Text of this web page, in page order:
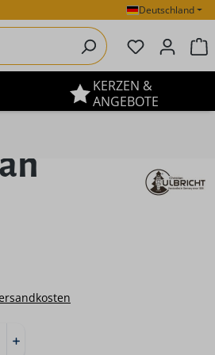
Deutschland
Du hast 0
KERZEN &
ANGEBOTE